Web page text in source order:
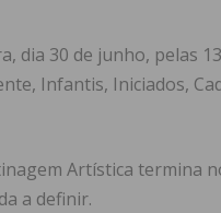
dia 30 de junho, pelas
Infantis, Iniciados,
Artística termina
a definir.